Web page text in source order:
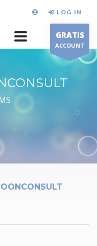
LOG IN
GRATIS
ACCOUNT